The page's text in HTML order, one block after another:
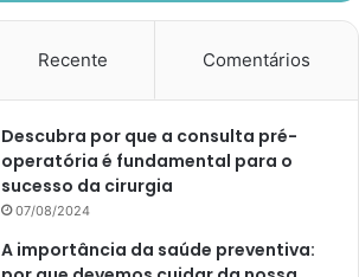
Recente Comentários
Descubra por que a consulta pré-
operatória é fundamental para o
sucesso da cirurgia
07/08/2024
A importância da saúde preventiva: